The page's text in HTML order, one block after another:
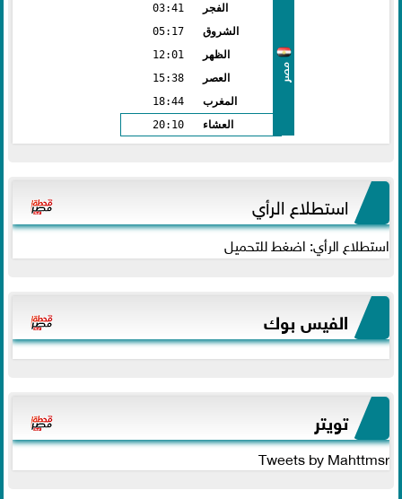
مصر
الفجر
03:41
الشروق
05:17
الظهر
12:01
العصر
15:38
المغرب
18:44
العشاء
20:10
استطلاع الرأي
استطلاع الرأي: اضغط للتحميل
الفيس بوك
تويتر
Tweets by Mahttmsr